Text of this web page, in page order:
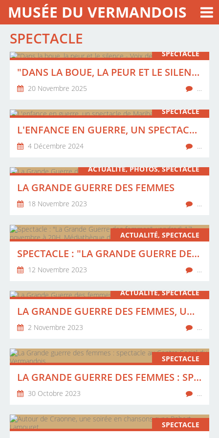
MUSÉE DU VERMANDOIS
SPECTACLE
SPECTACLE
"DANS LA BOUE, LA PEUR ET LE SILENCE - VOIX DES TRANCHÉES"
20 Novembre 2025 …
SPECTACLE
L'ENFANCE EN GUERRE, UN SPECTACLE DE MARIBAMBELLE
4 Décembre 2024 …
ACTUALITÉ, PHOTOS, SPECTACLE
LA GRANDE GUERRE DES FEMMES
18 Novembre 2023 …
ACTUALITÉ, SPECTACLE
SPECTACLE : "LA GRANDE GUERRE DES FEMMES", VENDREDI 17 NOVEMBRE À 20H, MÉDIATHÈQUE DE VERMAND
12 Novembre 2023 …
ACTUALITÉ, SPECTACLE
LA GRANDE GUERRE DES FEMMES, UN SPECTACLE DE MARIBAMBELLE
2 Novembre 2023 …
SPECTACLE
LA GRANDE GUERRE DES FEMMES : SPECTACLE AU CENTRE SOCIAL DU VERMANDOIS
30 Octobre 2023 …
SPECTACLE